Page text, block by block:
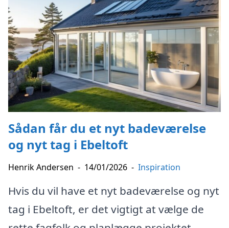
Sådan får du et nyt badeværelse
og nyt tag i Ebeltoft
Henrik Andersen - 14/01/2026 - Inspiration
Hvis du vil have et nyt badeværelse og nyt
tag i Ebeltoft, er det vigtigt at vælge de